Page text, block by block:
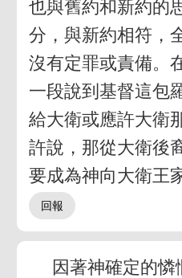
也與舊約和新約的
分，與新約相符，
沒有定罪或責備。
一段說到基督這包
給大衛或應許大衛
許說，那從大衛後
要成為神向大衛王
因著神確定的